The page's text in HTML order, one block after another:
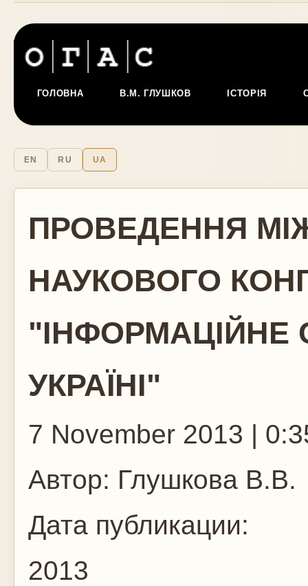
ГОЛОВНА В.М. ГЛУШКОВ ІСТОРІЯ
EN RU UA
ПРОВЕДЕННЯ
НАУКОВОГО
"ІНФОРМАЦІЙНЕ
УКРАЇНІ"
7 November 2013 |
Автор: Глушкова В.В.
Дата публикации:
2013